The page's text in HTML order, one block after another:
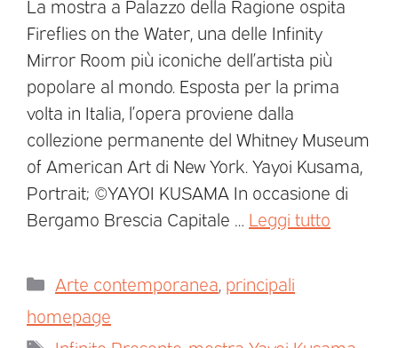
La mostra a Palazzo della Ragione ospita
Fireflies on the Water, una delle Infinity
Mirror Room più iconiche dell’artista più
popolare al mondo. Esposta per la prima
volta in Italia, l’opera proviene dalla
collezione permanente del Whitney Museum
of American Art di New York. Yayoi Kusama,
Portrait; ©YAYOI KUSAMA In occasione di
Bergamo Brescia Capitale … Leggi tutto
Arte contemporanea principali
homepage